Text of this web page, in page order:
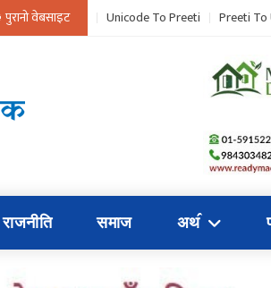
पुरानो वेबसाइट Unicode To Preeti Preeti
राजनीति समाज अथ॔